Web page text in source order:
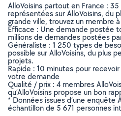
AlloVoisins partout en France :
représentées sur AlloVoisins, du
grande ville, trouvez un membre
Efficace : Une demande postée
millions de demandes postées
Généraliste : 1 250 types de
possible sur AlloVoisins, du plus
projets.
Rapide : 10 minutes pour
votre demande
Qualité / prix : 4 membres
qu’AlloVoisins propose un bon
* Données issues d’une enquête
échantillon de 5 671 personnes